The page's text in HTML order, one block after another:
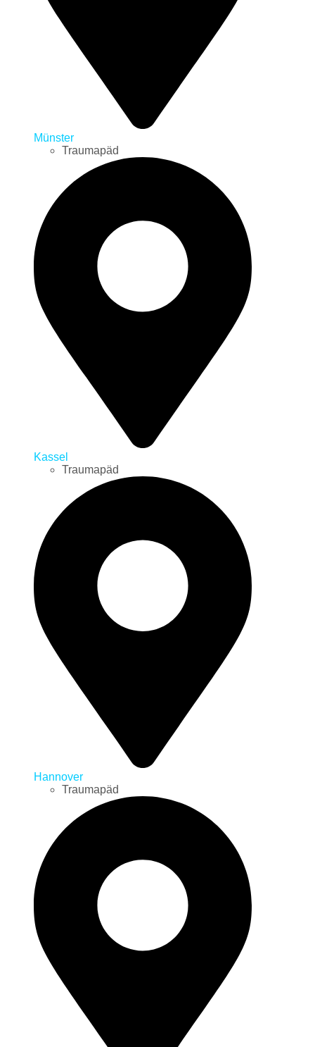
Münster
Traumapäd
Kassel
Traumapäd
Hannover
Traumapäd